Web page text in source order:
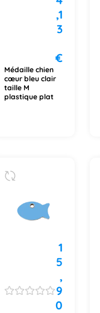
,1
3
€
Médaille chien
cœur bleu clair
taille M
plastique plat
1
5
,
9
0